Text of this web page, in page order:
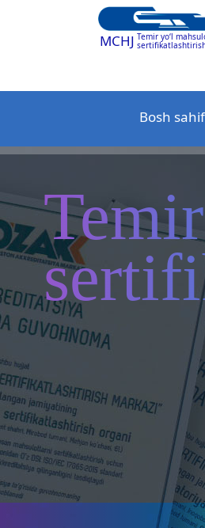
MCHJ Temir yo‘l
Bosh